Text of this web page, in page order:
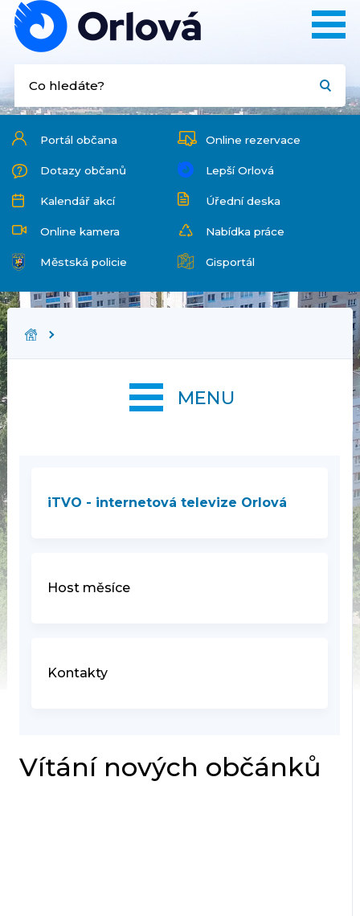
Portál občana Online rezervace
Dotazy občanů Lepší Orlová
Kalendář akcí Úřední deska
Online kamera Nabídka práce
Městská policie Gisportál
iTVO - internetová televize Orlová
Host měsíce
Kontakty
Vítání nových občánků
MENU